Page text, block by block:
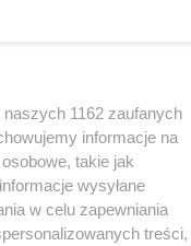
1162 zaufanych
informacje na
takie jak
wysyłane
w celu zapewniania
treści,